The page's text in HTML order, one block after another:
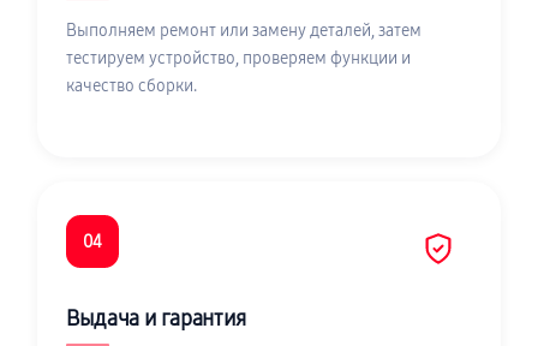
Выполняем ремонт или замену деталей, затем
тестируем устройство, проверяем функции и
качество сборки.
04
Выдача и гарантия